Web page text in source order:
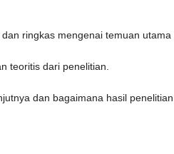
ringkas mengenai temuan utama
teoritis dari penelitian.
dan bagaimana hasil